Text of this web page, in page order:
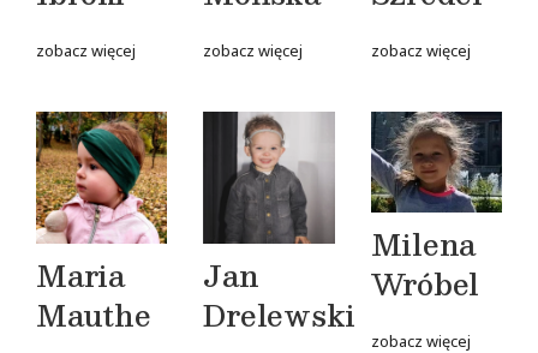
zobacz więcej zobacz więcej zobacz więcej
Maria
Mauthe
Jan
Drelewski
Milena
Wróbel
zobacz więcej